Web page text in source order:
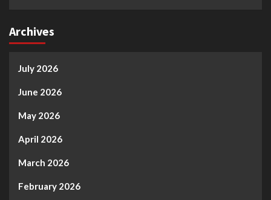
Archives
July 2026
June 2026
May 2026
April 2026
March 2026
February 2026